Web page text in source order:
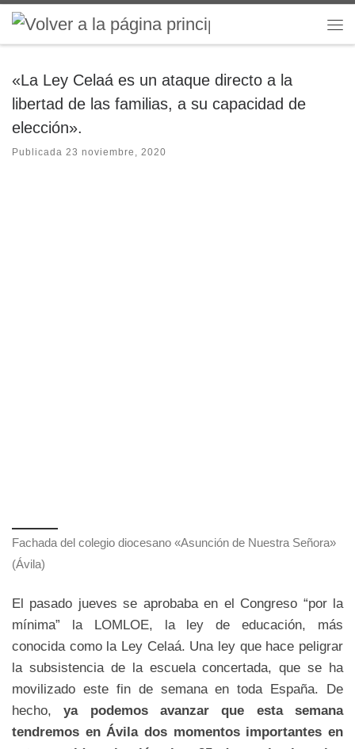
Saltar al contenido
«La Ley Celaá es un ataque directo a la
libertad de las familias, a su capacidad de
elección».
Publicada 23 noviembre, 2020
Fachada del colegio diocesano «Asunción de Nuestra Señora»
(Ávila)
El pasado jueves se aprobaba en el Congreso “por la
mínima” la LOMLOE, la ley de educación, más
conocida como la Ley Celaá. Una ley que hace peligrar
la subsistencia de la escuela concertada, que se ha
movilizado este fin de semana en toda España. De
hecho,ya podemos avanzar que esta semana
tendremos en Ávila dos momentos importantes en